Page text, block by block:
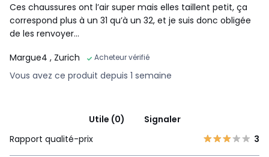
Ces chaussures ont l’air super mais elles taillent petit, ça
correspond plus à un 31 qu’à un 32, et je suis donc obligée
de les renvoyer…
Margue4 , Zurich Acheteur vérifié
Vous avez ce produit depuis 1 semaine
Utile (0)
Signaler
Rapport qualité-prix
3